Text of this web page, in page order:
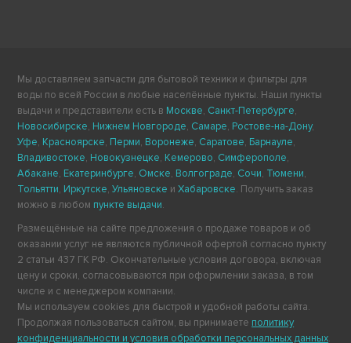
Мы доставляем запчасти для бытовой техники и фильтры для
воды по всей России в любые населённые пункты. Наши пункты
выдачи и представители есть в Москве, Санкт-Петербурге,
Новосибирске, Нижнем Новгороде, Самаре, Ростове-на-Дону,
Уфе, Красноярске, Перми, Воронеже, Саратове, Барнауле,
Владивостоке, Новокузнецке, Кемерово, Симферополе,
Абакане, Екатеринбурге, Омске, Волгограде, Сочи, Тюмени,
Тольятти, Иркутске,Ульяновске иХабаровске. Получить заказ
можно в любом пункте выдачи.
Размещённые на сайте предложения о продаже товаров и об
оказании услуг не являются публичной офертой согласно пункту
2 статьи 437 ГК РФ. Окончательные условия договора, включая
цену и сроки, согласовываются при оформлении заказа, в том
числе и с менеджером компании.
Мы используем cookies для быстрой и удобной работы сайта.
Продолжая пользоваться сайтом, вы принимаете политику
конфиденциальности и условия обработки персональных данных.